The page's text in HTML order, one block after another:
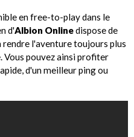
en free-to-play dans le
d'Albion Onlinedispose de
l'aventure toujours plus
Vous pouvez ainsi profiter
d'un meilleur ping ou